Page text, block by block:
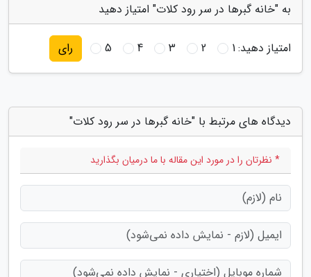
به "خانه گبرها در سر رود کلات" امتیاز دهید
امتیاز دهید:1
2
3
4
5 رای
دیدگاه های مرتبط با "خانه گبرها در سر رود کلات"
* نظرتان را در مورد این مقاله با ما درمیان بگذارید